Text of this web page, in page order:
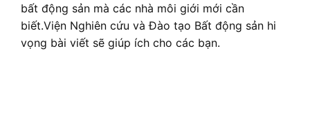
bất động sản mà các nhà môi giới mới cần
biết.Viện Nghiên cứu và Đào tạo Bất động sản hi
vọng bài viết sẽ giúp ích cho các bạn.